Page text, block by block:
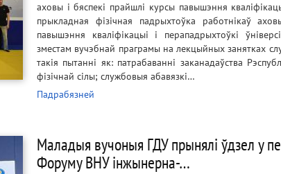
аховы і бяспекі прайшлі курсы павышэння
прыкладная фізічная падрыхтоўка работнікаў
павышэння кваліфікацыі і перападрыхтоўкі
зместам вучэбнай праграмы на лекцыйных занятках
такія пытанні як: патрабаванні заканадаўства
фізічнай сілы; службовыя абавязкі…
Падрабязней
Маладыя вучоныя ГДУ прынялі ўдзел у
Форуму ВНУ інжынерна-…